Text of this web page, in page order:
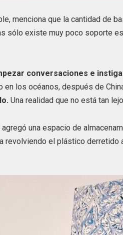
menciona que la cantidad de
sólo existe muy poco soporte
conversaciones e
en los océanos, después de
Una realidad que no está tan
una espacio de
el plástico derretido